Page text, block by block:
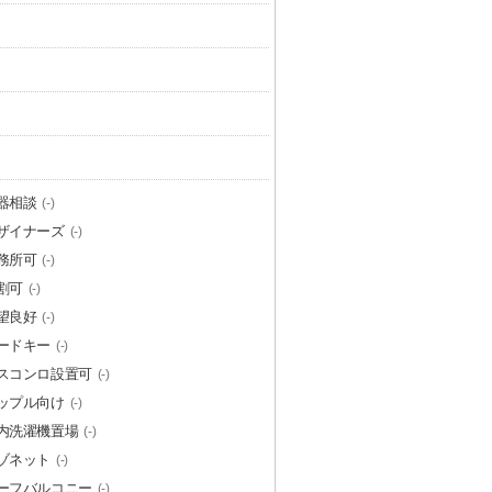
相談 (-)
イナーズ (-)
所可 (-)
可 (-)
良好 (-)
ドキー (-)
コンロ設置可 (-)
プル向け (-)
洗濯機置場 (-)
ネット (-)
フバルコニー (-)